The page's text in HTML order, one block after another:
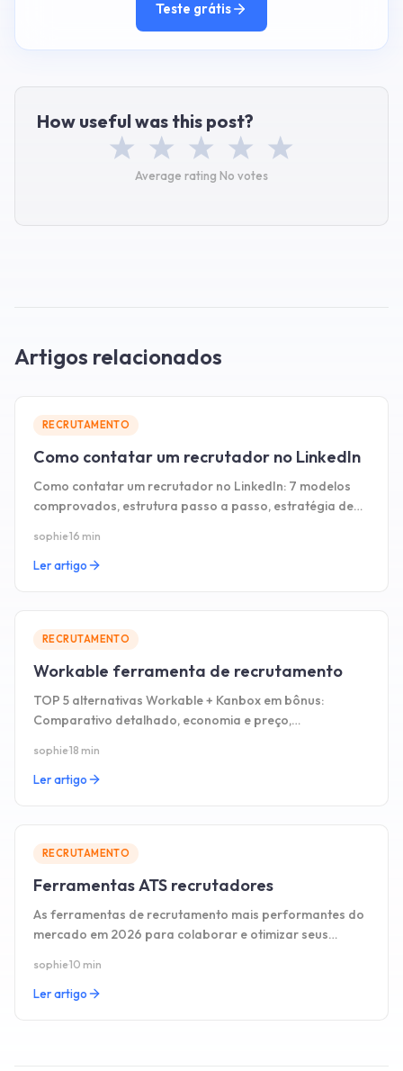
Teste grátis
How useful was this post?
Average rating No votes
Artigos relacionados
RECRUTAMENTO
Como contatar um recrutador no LinkedIn
Como contatar um recrutador no LinkedIn: 7 modelos
comprovados, estrutura passo a passo, estratégia de
sophie·16 min
Ler artigo
RECRUTAMENTO
Workable ferramenta de recrutamento
TOP 5 alternativas Workable + Kanbox em bônus:
Comparativo detalhado, economia e preço,
completo em 2026.
sophie·18 min
Ler artigo
RECRUTAMENTO
Ferramentas ATS recrutadores
As ferramentas de recrutamento mais performantes do
mercado em 2026 para colaborar e otimizar seus
sophie·10 min
Ler artigo